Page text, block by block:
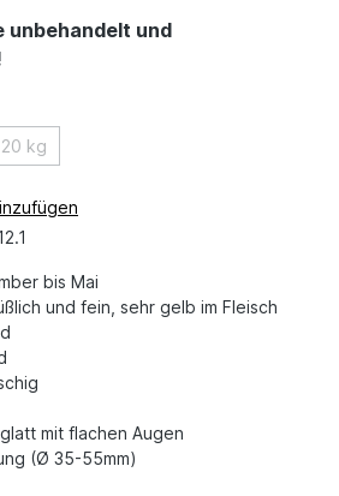
unbehandelt und
20 kg
bis Mai
und fein, sehr gelb im Fleisch
mit flachen Augen
(Ø 35-55mm)